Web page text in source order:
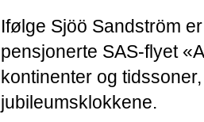
Ifølge Sjöö Sandström
pensjonerte SAS-flyet
kontinenter og
jubileumsklokkene.